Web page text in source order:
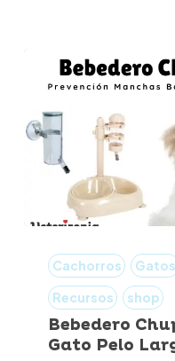
Chupete
para
Perro
Cachorros Gatos
Recursos
shop
Bebedero
Gato Pelo